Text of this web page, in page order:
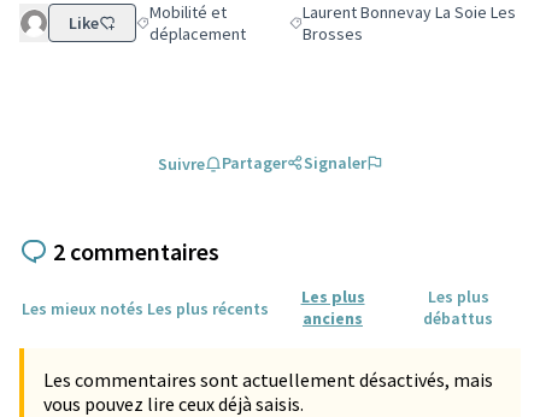
Like Filtrer les résultats de la catégorie : Mobilité et
Mobilité et
déplacement
Filtrer les résultats pour le
Laurent Bonnevay La Soie Les
Brosses
Suivre Partager Signaler
2 commentaires
Les mieux notés Les plus récents
Les plus
anciens
Les plus
débattus
Les commentaires sont actuellement désactivés, mais
vous pouvez lire ceux déjà saisis.